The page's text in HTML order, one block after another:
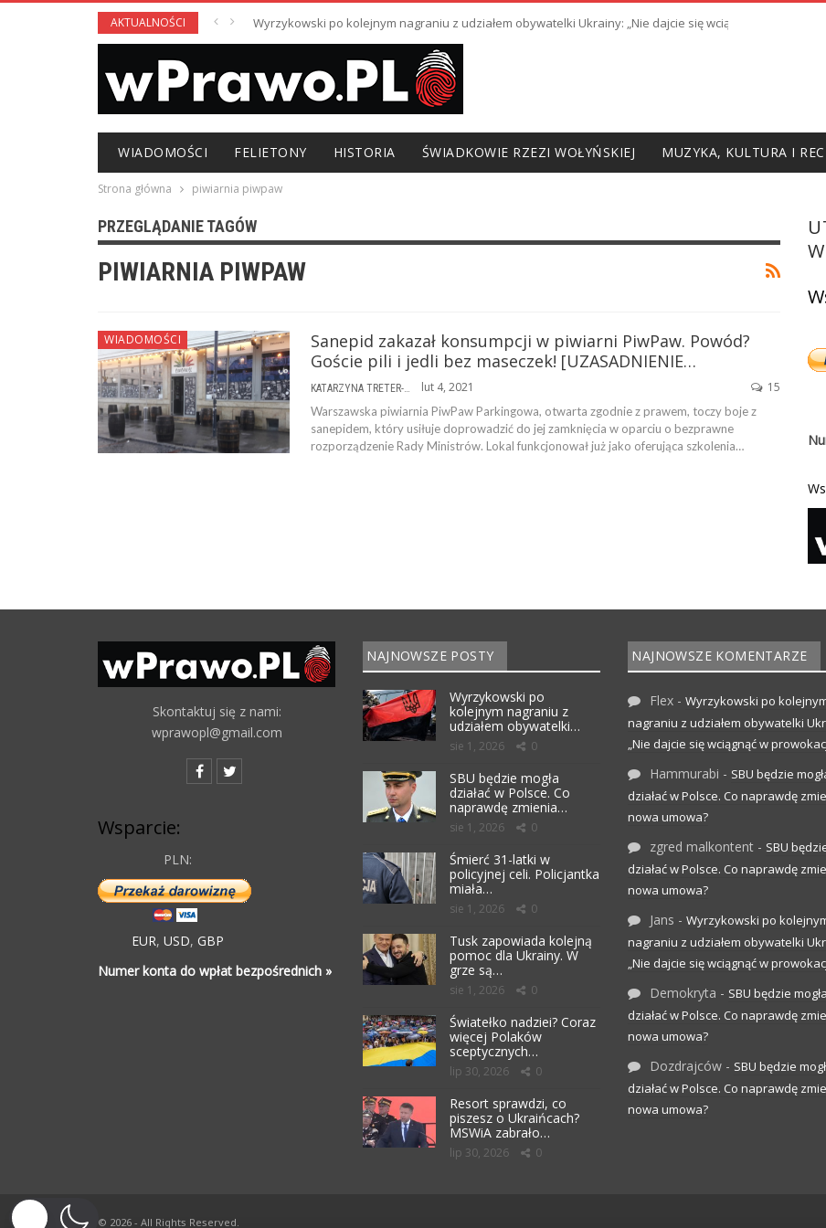
AKTUALNOŚCI Wyrzykowski po kolejnym nagraniu z udziałem obywatelki Ukrainy: „Nie dajcie się wciągnąć w
WIADOMOŚCI FELIETONY HISTORIA ŚWIADKOWIE RZEZI WOŁYŃSKIEJ MUZYKA, KULTURA I
Strona główna piwiarnia piwpaw
PRZEGLĄDANIE TAGÓW
PIWIARNIA PIWPAW
WIADOMOŚCI
Sanepid zakazał konsumpcji w piwiarni PiwPaw. Powód?
Goście pili i jedli bez maseczek! [UZASADNIENIE…
lut 4, 2021 15
Warszawska piwiarnia PiwPaw Parkingowa, otwarta zgodnie z prawem, toczy boje z
sanepidem, który usiłuje doprowadzić do jej zamknięcia w oparciu o bezprawne
rozporządzenie Rady Ministrów. Lokal funkcjonował już jako oferująca szkolenia…
Skontaktuj się z nami:
wprawopl@gmail.com
Wsparcie:
PLN:
EUR, USD, GBP
Numer konta do wpłat bezpośrednich »
NAJNOWSZE POSTY
Wyrzykowski po
kolejnym nagraniu z
udziałem obywatelki…
sie 1, 2026 0
SBU będzie mogła
działać w Polsce. Co
naprawdę zmienia…
sie 1, 2026 0
Śmierć 31-latki w
policyjnej celi. Policjantka
miała…
sie 1, 2026 0
Tusk zapowiada kolejną
pomoc dla Ukrainy. W
grze są…
sie 1, 2026 0
Światełko nadziei? Coraz
więcej Polaków
sceptycznych…
lip 30, 2026 0
Resort sprawdzi, co
piszesz o Ukraińcach?
MSWiA zabrało…
lip 30, 2026 0
NAJNOWSZE KOMENTARZE
Flex - Wyrzykowski po
nagraniu z udziałem obywatelki
„Nie dajcie się wciągnąć w
Hammurabi - SBU będzie
działać w Polsce. Co naprawdę
nowa umowa?
zgred malkontent - SBU
działać w Polsce. Co naprawdę
nowa umowa?
Jans - Wyrzykowski po
nagraniu z udziałem obywatelki
„Nie dajcie się wciągnąć w
Demokryta - SBU będzie mogła
działać w Polsce. Co naprawdę
nowa umowa?
Dozdrajców - SBU będzie
działać w Polsce. Co naprawdę
nowa umowa?
© 2026 - All Rights Reserved.